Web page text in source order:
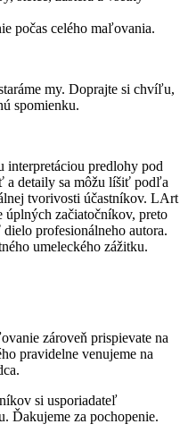
počas celého maľovania.
my. Doprajte si chvíľu,
spomienku.
predlohy pod
a detaily sa môžu líšiť podľa
tvorivosti účastníkov. LArt
úplných začiatočníkov, preto
profesionálneho autora.
umeleckého zážitku.
zároveň prispievate na
pravidelne venujeme na
si usporiadateľ
Ďakujeme za pochopenie.